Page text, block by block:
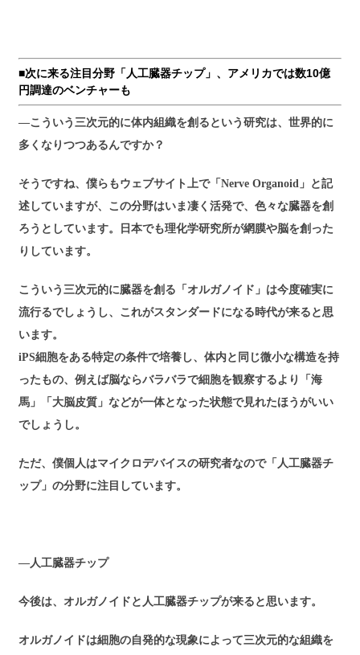
■次に来る注目分野「人工臓器チップ」、アメリカでは数10億
円調達のベンチャーも
―こういう三次元的に体内組織を創るという研究は、世界的に
多くなりつつあるんですか？
そうですね、僕らもウェブサイト上で「Nerve Organoid」と記
述していますが、この分野はいま凄く活発で、色々な臓器を創
ろうとしています。日本でも理化学研究所が網膜や脳を創った
りしています。
こういう三次元的に臓器を創る「オルガノイド」は今度確実に
流行るでしょうし、これがスタンダードになる時代が来ると思
います。
iPS細胞をある特定の条件で培養し、体内と同じ微小な構造を持
ったもの、例えば脳ならバラバラで細胞を観察するより「海
馬」「大脳皮質」などが一体となった状態で見れたほうがいい
でしょうし。
ただ、僕個人はマイクロデバイスの研究者なので「人工臓器チ
ップ」の分野に注目しています。
―人工臓器チップ
今後は、オルガノイドと人工臓器チップが来ると思います。
オルガノイドは細胞の自発的な現象によって三次元的な組織を